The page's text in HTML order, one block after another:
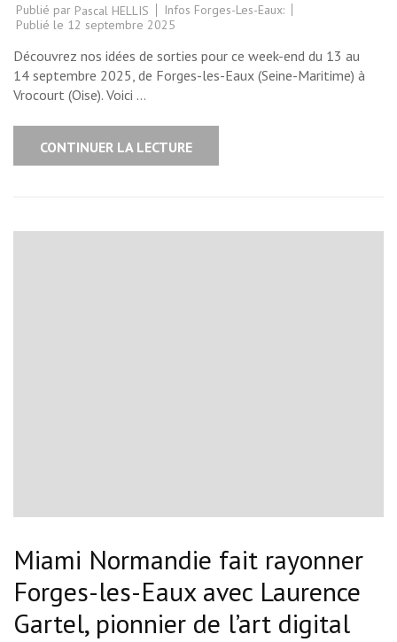
Publié par Pascal HELLIS
Infos Forges-Les-Eaux:
Publié le 12 septembre 2025
Découvrez nos idées de sorties pour ce week-end du 13 au
14 septembre 2025, de Forges-les-Eaux (Seine-Maritime) à
Vrocourt (Oise). Voici …
CONTINUER LA LECTURE
Miami Normandie fait rayonner
Forges-les-Eaux avec Laurence
Gartel, pionnier de l’art digital